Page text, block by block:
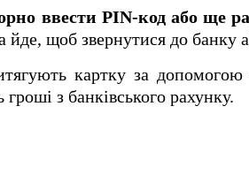
ввести PIN-код або ще
йде, щоб звернутися до банку
картку за допомогою
гроші з банківського рахунку.